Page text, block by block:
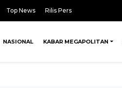
Top News Rilis Pers
NASIONAL KABAR MEGAPOLITAN